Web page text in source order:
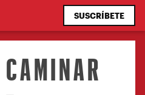
SUSCRÍBETE
CAMINAR